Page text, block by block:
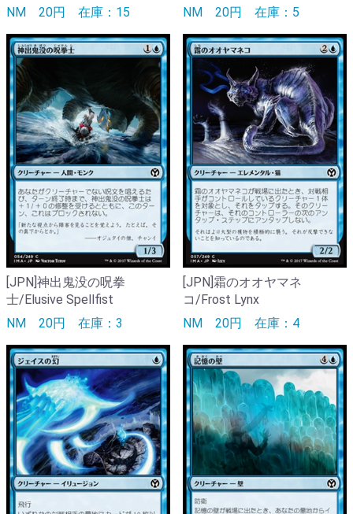
NM 20円 在庫：15
NM 20円 在庫：5
[JPN]神出鬼没の呪拳
士/Elusive Spellfist
NM 20円 在庫：3
[JPN]霜のオオヤマネ
コ/Frost Lynx
NM 20円 在庫：4